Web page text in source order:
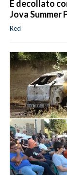
É decollato
Jova Summer
Red